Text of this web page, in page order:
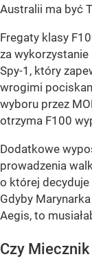
Australii ma być
Fregaty klasy
za
Spy-1, który
wrogimi
wyboru przez
otrzyma F100
Dodatkowe
prowadzenia
o której
Gdyby
Aegis, to
Czy